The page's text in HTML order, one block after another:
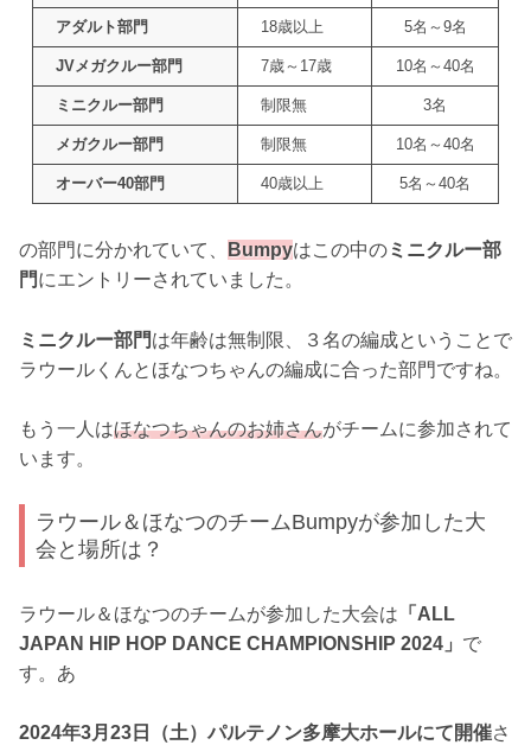
アダルト部門 18歳以上 5名～9名
JVメガクルー部門 7歳～17歳 10名～40名
ミニクルー部門 制限無 3名
メガクルー部門 制限無 10名～40名
オーバー40部門 40歳以上 5名～40名
の部門に分かれていて、 Bumpyはこの中のミニクルー部
門にエントリーされていました。
ミニクルー部門は年齢は無制限、３名の編成ということで
ラウールくんとほなつちゃんの編成に合った部門ですね。
もう一人はほなつちゃんのお姉さんがチームに参加されて
います。
ラウール＆ほなつのチームBumpyが参加した大
会と場所は？
ラウール＆ほなつのチームが参加した大会は 「ALL
JAPAN HIP HOP DANCE CHAMPIONSHIP 2024」 で
す。あ
2024年3月23日（土） パルテノン多摩大ホールにて開催さ